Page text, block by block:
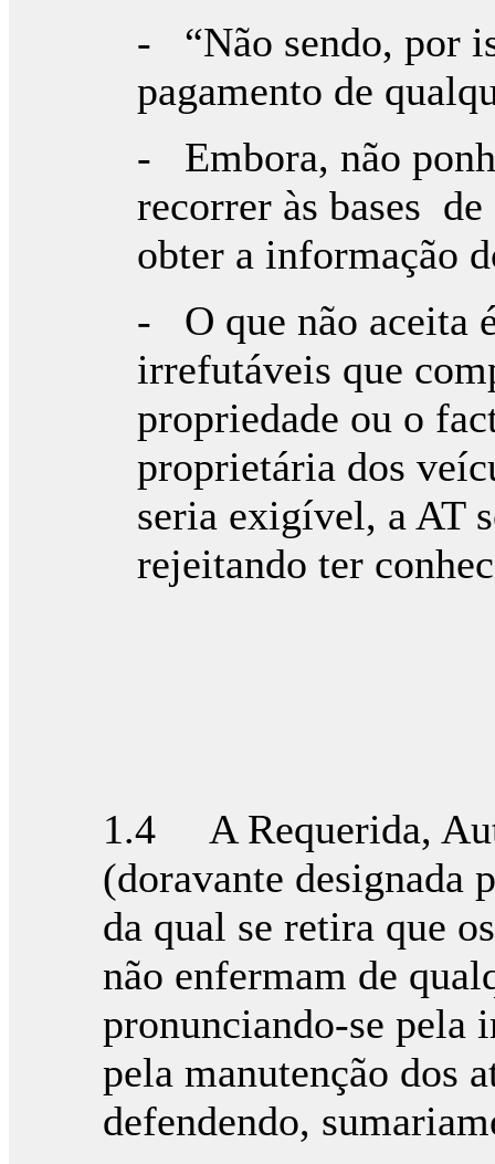
- “Não sendo, por
pagamento de
- Embora, não
recorrer às bases
obter a informação
- O que não aceita
irrefutáveis que
propriedade ou o
proprietária dos
seria exigível, a AT
rejeitando ter
1.4 A Requerida,
(doravante designada
da qual se retira que
não enfermam de
pronunciando-se pela
pela manutenção dos
defendendo,